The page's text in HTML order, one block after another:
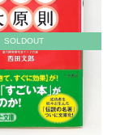
SOLDOUT